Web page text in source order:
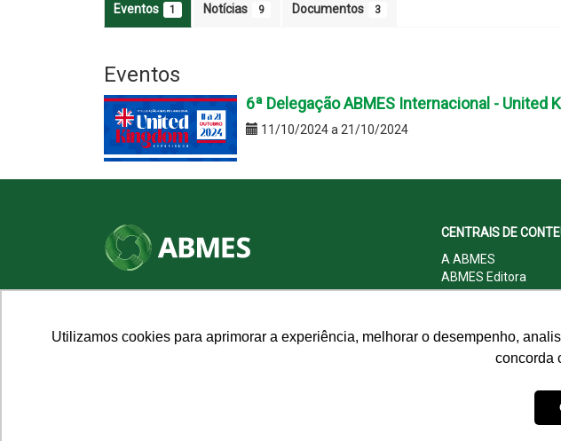
Utilizamos cookies para aprimorar a experiência, melhorar o desempenho,
concorda
Eventos 1 Notícias 9 Documentos 3
Eventos
6ª Delegação ABMES Internacional - United
11/10/2024 a 21/10/2024
CEP: 70.701-060 - Asa Norte, Brasília/DF
CENTRAIS DE
A ABMES
ABMES Editora
ABMES LInC
Central do Associado
© 2009 - 2026